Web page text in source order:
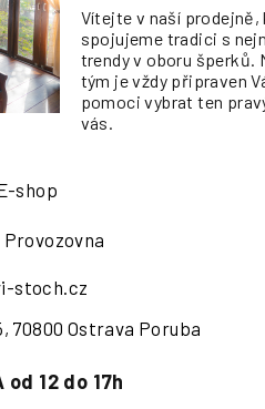
Vítejte v naší prodejně,
spojujeme tradici s
trendy v oboru šperků.
tým je vždy připraven
pomoci vybrat ten
vás.
shop
Provozovna
stoch.cz
70800 Ostrava Poruba
12 do 17h